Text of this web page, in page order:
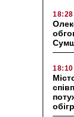
18:28
18:10